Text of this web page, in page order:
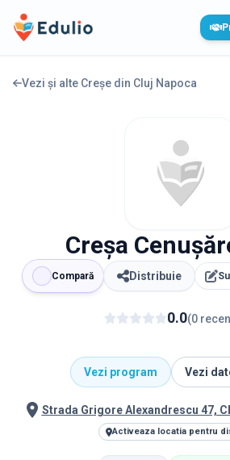
Edulio
Vezi și alte Creșe din Cluj Napoca
Creșa
Compară Distribuie
0.0(0
Vezi program Vezi
Strada Grigore Alexandrescu 47,
Activeaza locatia pentru